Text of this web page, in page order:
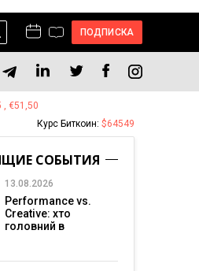
ПОДПИСКА
, €51,50
Курс Биткоин: $64549
СОБЫТИЯ
13.08.2026
Performance vs.
Creative: хто
головний в